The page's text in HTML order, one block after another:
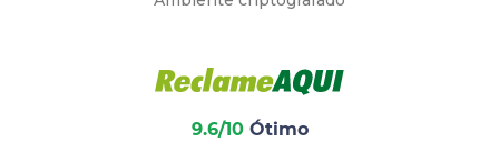
9.6/10Ótimo